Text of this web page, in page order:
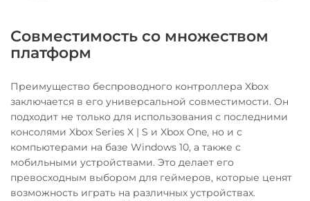
Совместимость со множеством
платформ
Преимущество беспроводного контроллера Xbox
заключается в его универсальной совместимости. Он
подходит не только для использования с последними
консолями Xbox Series X | S и Xbox One, но и с
компьютерами на базе Windows 10, а также с
мобильными устройствами. Это делает его
превосходным выбором для геймеров, которые ценят
возможность играть на различных устройствах.